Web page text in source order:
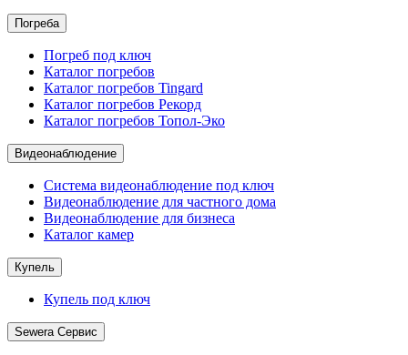
Погреба
Погреб под ключ
Каталог погребов
Каталог погребов Tingard
Каталог погребов Рекорд
Каталог погребов Топол-Эко
Видеонаблюдение
Система видеонаблюдение под ключ
Видеонаблюдение для частного дома
Видеонаблюдение для бизнеса
Каталог камер
Купель
Купель под ключ
Sewera Сервис